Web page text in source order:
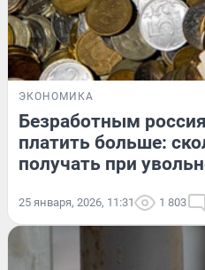
ЭКОНОМИКА
Безработным
платить больше:
получать при
25 января, 2026, 11:31 1 803